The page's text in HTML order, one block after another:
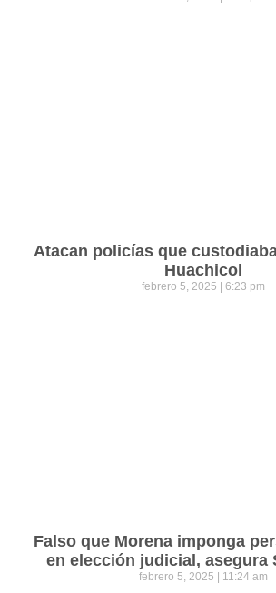
Atacan policías que
Huachicol
febrero 5, 2025 6:23 pm
Falso que Morena imponga
en elección judicial, asegura
febrero 5, 2025 11:24 am